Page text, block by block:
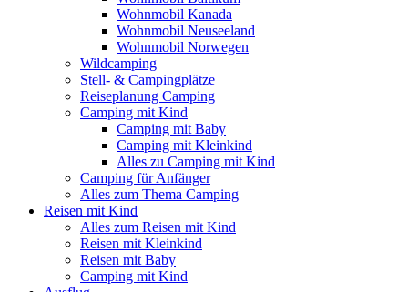
Wohnmobil Kanada
Wohnmobil Neuseeland
Wohnmobil Norwegen
Wildcamping
Stell- & Campingplätze
Reiseplanung Camping
Camping mit Kind
Camping mit Baby
Camping mit Kleinkind
Alles zu Camping mit Kind
Camping für Anfänger
Alles zum Thema Camping
Reisen mit Kind
Alles zum Reisen mit Kind
Reisen mit Kleinkind
Reisen mit Baby
Camping mit Kind